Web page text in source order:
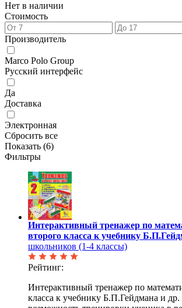
Нет в наличии
Стоимость
Производитель
Marco Polo Group
Русский интерфейс
Да
Доставка
Электронная
Сбросить все
Показать (6)
Фильтры
Интерактивный тренажер по
второго класса к учебнику
школьников (1-4 классы)
Рейтинг:
Интерактивный тренажер по
класса к учебнику Б.П.Гейдмана и др.